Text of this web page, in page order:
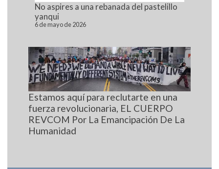
No aspires a una rebanada del pastelillo
yanqui
6 de mayo de 2026
Estamos aquí para reclutarte en una
fuerza revolucionaria, EL CUERPO
REVCOM Por La Emancipación De La
Humanidad